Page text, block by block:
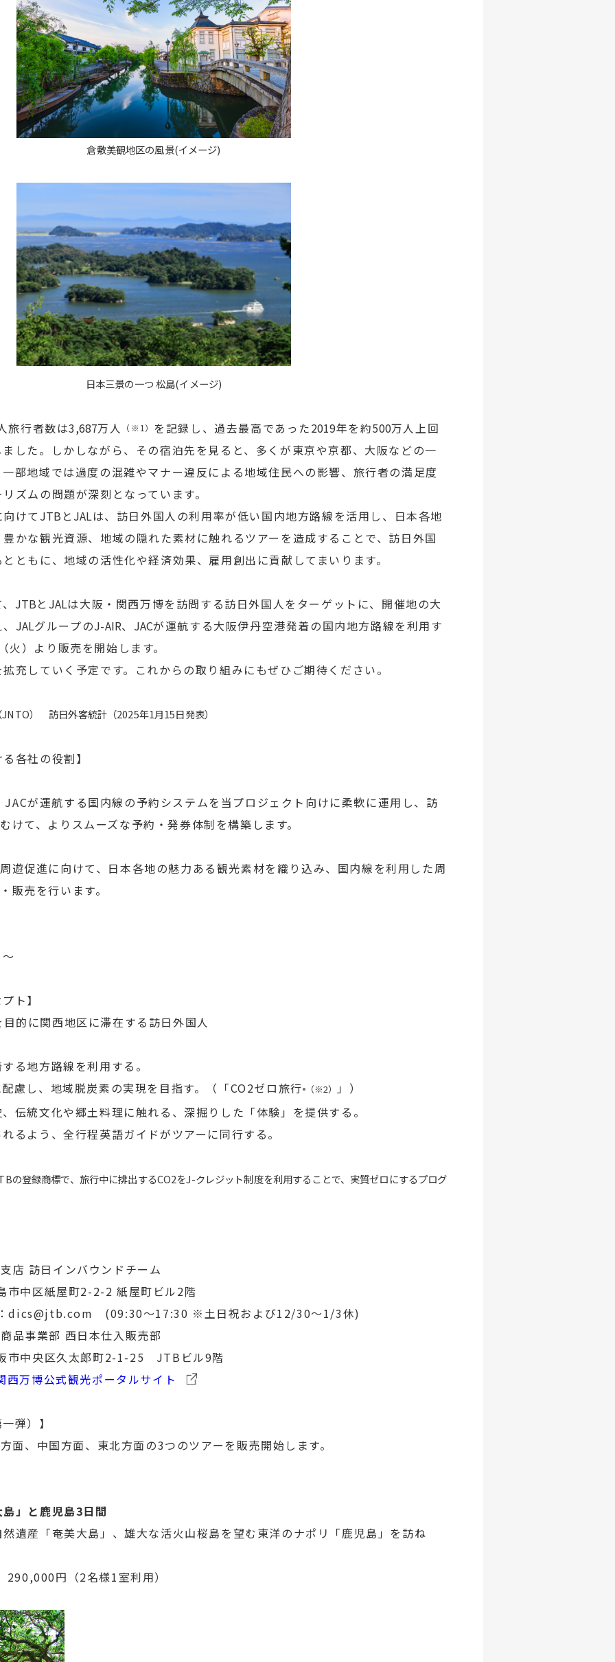
倉敷美観地区の風景(イメージ)
日本三景の一つ 松島(イメージ)
旅行者数は3,687万人 （※ 1 ） を記録し、過去最高であった2019年を約500万人上回
した。しかしながら、その宿泊先を見ると、多くが東京や京都、大阪などの一
部地域では過度の混雑やマナー違反による地域住民への影響、旅行者の満足度
ズムの問題が深刻となっています。
けて JTB と JALは、訪日外国人の利用率が低い国内地方路線を活用し、日本各地
かな観光資源、地域の隠れた素材に触れるツアーを造成することで、訪日外国
ともに、地域の活性化や経済効果、雇用創出に貢献してまいります。
JTBと JALは大阪・関西万博を訪問する訪日外国人をターゲットに、開催地の大
JALグループのJ-AIR、 JACが運航する大阪伊丹空港発着の国内地方路線を利用す
火）より販売を開始します。
充していく予定です。これからの取り組みにもぜひご期待ください。
） 訪日外客統計（2025年1月15日発表）
各社の役割】
が運航する国内線の予約システムを当プロジェクト向けに柔軟に運用し、訪
けて、よりスムーズな予約・発券体制を構築します。
遊促進に向けて、日本各地の魅力ある観光素材を織り込み、国内線を利用した周
販売を行います。
ト】
的に関西地区に滞在する訪日外国人
る地方路線を利用する。
慮し、地域脱炭素の実現を目指す。（「CO2ゼロ旅行®（※2）
」）
伝統文化や郷土料理に触れる、深掘りした「体験」を提供する。
るよう、全行程英語ガイドがツアーに同行する。
の登録商標で、旅行中に排出するCO2をJ-クレジット制度を利用することで、実質ゼロにするプログ
店 訪日インバウンドチーム
中区紙屋町2-2-2 紙屋町ビル2階
dics@jtb.com
(09:30～17:30 ※土日祝および12/30～1/3休)
品事業部 西日本仕入販売部
市中央区久太郎町2-1-25 JTBビル9階
西万博公式観光ポータルサイト
弾）】
面、中国方面、東北方面の3つのツアーを販売開始します。
」と鹿児島3日間
遺産「奄美大島」、雄大な活火山桜島を望む東洋のナポリ「鹿児島」を訪ね
円（2名様1室利用）